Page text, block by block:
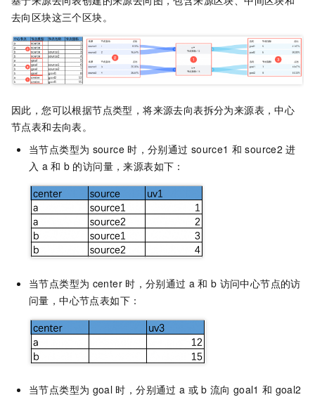
去向区块这三个区块。
因此，您可以根据节点类型，将来源去向表拆分为来源表，中心
节点表和去向表。
当节点类型为 source 时，分别通过 source1 和 source2 进
入 a 和 b 的访问量，来源表如下：
当节点类型为 center 时，分别通过 a 和 b 访问中心节点的访
问量，中心节点表如下：
当节点类型为 goal 时，分别通过 a 或 b 流向 goal1 和 goal2